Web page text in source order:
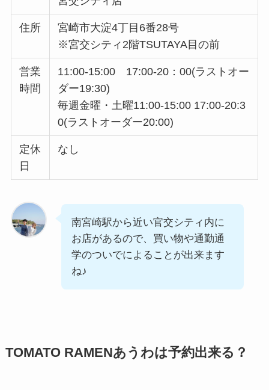
住所
宮崎市大淀4丁目6番28号
※宮交シティ2階TSUTAYA目の前
営業
時間
11:00-15:00 17:00-20：00(ラストオー
ダー19:30)
毎週金曜・土曜11:00-15:00 17:00-20:3
0(ラストオーダー20:00)
定休
日
なし
南宮崎駅から近い官交シティ内に
お店があるので、買い物や通勤通
学のついでによることが出来ます
ね♪
TOMATO RAMENあうわは予約出来る？